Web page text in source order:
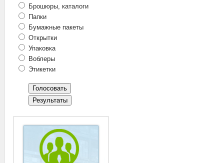
Брошюры, каталоги
Папки
Бумажные пакеты
Открытки
Упаковка
Воблеры
Этикетки